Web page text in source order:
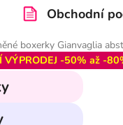
Obchodní
boxerky Gianvaglia
VÝPRODEJ -50% až -